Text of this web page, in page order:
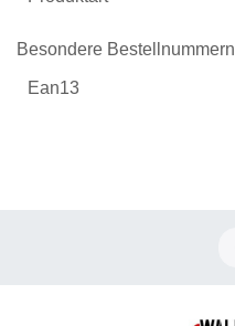
Besondere Bestellnummern
Ean13